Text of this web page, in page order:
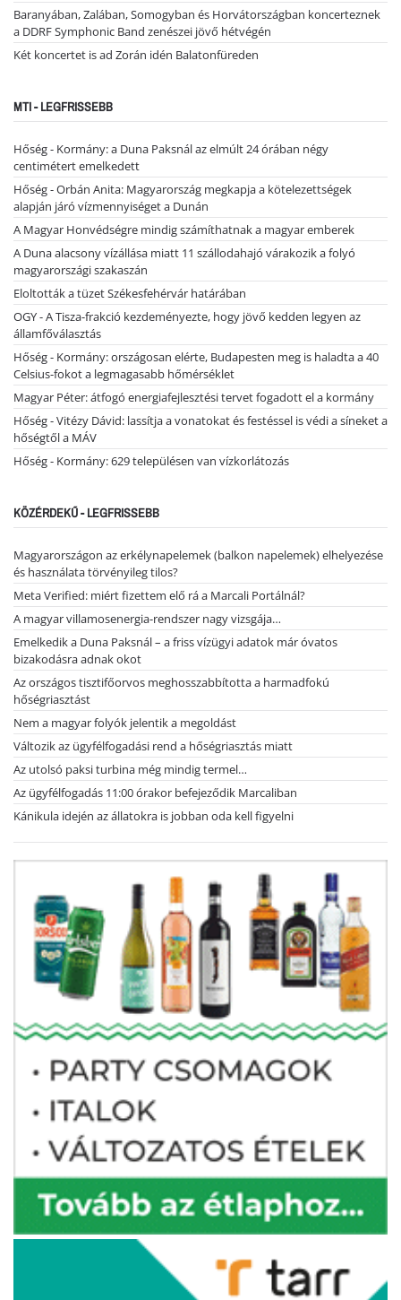
Baranyában, Zalában, Somogyban és Horvátországban koncerteznek
a DDRF Symphonic Band zenészei jövő hétvégén
Két koncertet is ad Zorán idén Balatonfüreden
MTI - LEGFRISSEBB
Hőség - Kormány: a Duna Paksnál az elmúlt 24 órában négy
centimétert emelkedett
Hőség - Orbán Anita: Magyarország megkapja a kötelezettségek
alapján járó vízmennyiséget a Dunán
A Magyar Honvédségre mindig számíthatnak a magyar emberek
A Duna alacsony vízállása miatt 11 szállodahajó várakozik a folyó
magyarországi szakaszán
Eloltották a tüzet Székesfehérvár határában
OGY - A Tisza-frakció kezdeményezte, hogy jövő kedden legyen az
államfőválasztás
Hőség - Kormány: országosan elérte, Budapesten meg is haladta a 40
Celsius-fokot a legmagasabb hőmérséklet
Magyar Péter: átfogó energiafejlesztési tervet fogadott el a kormány
Hőség - Vitézy Dávid: lassítja a vonatokat és festéssel is védi a síneket a
hőségtől a MÁV
Hőség - Kormány: 629 településen van vízkorlátozás
KÖZÉRDEKŰ - LEGFRISSEBB
Magyarországon az erkélynapelemek (balkon napelemek) elhelyezése
és használata törvényileg tilos?
Meta Verified: miért fizettem elő rá a Marcali Portálnál?
A magyar villamosenergia-rendszer nagy vizsgája…
Emelkedik a Duna Paksnál – a friss vízügyi adatok már óvatos
bizakodásra adnak okot
Az országos tisztifőorvos meghosszabbította a harmadfokú
hőségriasztást
Nem a magyar folyók jelentik a megoldást
Változik az ügyfélfogadási rend a hőségriasztás miatt
Az utolsó paksi turbina még mindig termel…
Az ügyfélfogadás 11:00 órakor befejeződik Marcaliban
Kánikula idején az állatokra is jobban oda kell figyelni